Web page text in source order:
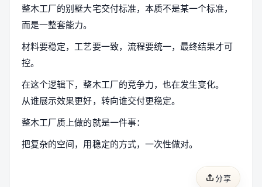
整木工厂的别墅大宅交付标准，本质不是某一个标准，
而是一整套能力。
材料要稳定，工艺要一致，流程要统一，最终结果才可
控。
在这个逻辑下，整木工厂的竞争力，也在发生变化。
从谁展示效果更好，转向谁交付更稳定。
整木工厂质上做的就是一件事：
把复杂的空间，用稳定的方式，一次性做对。
分享